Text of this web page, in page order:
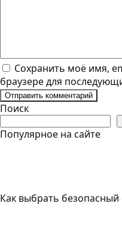
Сохранить моё имя,
браузере для
Поиск
Популярное на сайте
Как выбрать